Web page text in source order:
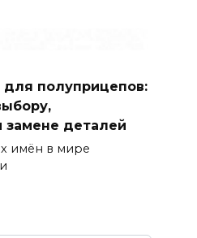
для полуприцепов:
замене деталей
имён в мире